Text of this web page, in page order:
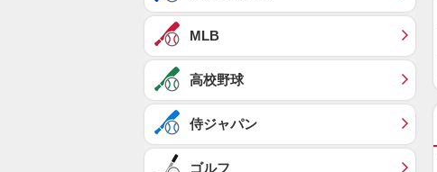
MLB
高校野球
侍ジャパン
ゴルフ